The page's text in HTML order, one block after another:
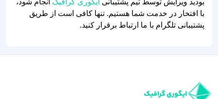
بودید ویرایش توسط تیم پشتیبانی ایگوری گرافیک انجام شود،
با افتخار در خدمت شما هستیم. تنها کافی است از طریق
پشتیبانی تلگرام با ما ارتباط برقرار کنید.